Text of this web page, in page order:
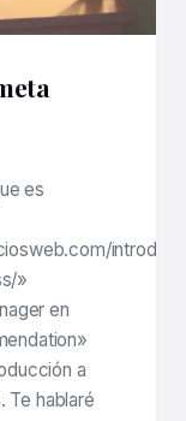
es
»
en
a
Te hablaré